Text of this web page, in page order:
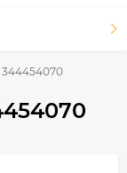
344454070